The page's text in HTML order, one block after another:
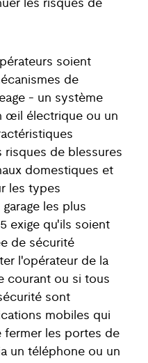
les risques de
soient
de
- un système
œil électrique ou un
risques de blessures
domestiques et
les types
les plus
exige qu'ils soient
de sécurité
l'opérateur de la
courant ou si tous
sont
mobiles qui
fermer les portes de
un téléphone ou un